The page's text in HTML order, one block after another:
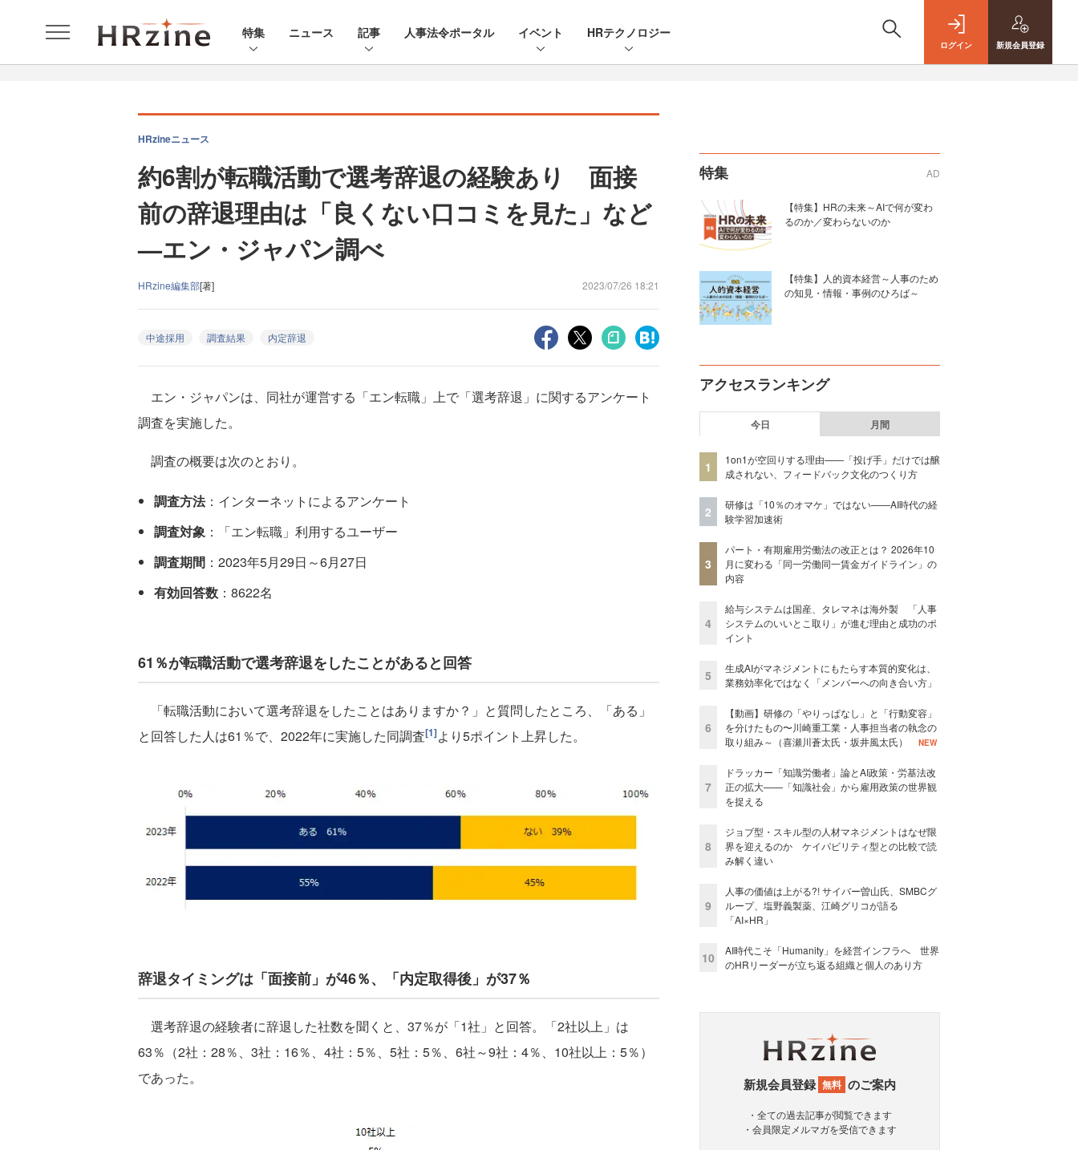
特集 ニュース 記事 人事法令ポータル イベント HRテクノロジー
ログイン 新規会員登録
HRzineニュース
約6割が転職活動で選考辞退の経験あり 面接
前の辞退理由は「良くない口コミを見た」など
—エン・ジャパン調べ
HRzine編集部[著] 2023/07/26 18:21
中途採用 調査結果 内定辞退
エン・ジャパンは、同社が運営する「エン転職」上で「選考辞退」に関するアンケート
調査を実施した。
調査の概要は次のとおり。
調査方法：インターネットによるアンケート
調査対象 ：「エン転職」利用するユーザー
調査期間 ：2023年5月29日～6月27日
有効回答数 ：8622名
61％が転職活動で選考辞退をしたことがあると回答
「転職活動において選考辞退をしたことはありますか？」と質問したところ、「ある」
と回答した人は61％で、2022年に実施した同調査[1]より5ポイント上昇した。
辞退タイミングは「面接前」が46％、「内定取得後」が37％
選考辞退の経験者に辞退した社数を聞くと、37％が「1社」と回答。「2社以上」は
63％（2社：28％、3社：16％、4社：5％、5社：5％、6社～9社：4％、10社以上：5％）
であった。
特集 AD
【特集】HRの未来～AIで何が変わ
るのか／変わらないのか
【特集】人的資本経営～人事のため
の知見・情報・事例のひろば～
アクセスランキング
今日 月間
1
1on1が空回りする理由——「投げ手」だけでは醸
成されない、フィードバック文化のつくり方
2
研修は「10％のオマケ」ではない——AI時代の経
験学習加速術
3
パート・有期雇用労働法の改正とは？ 2026年10
月に変わる「同一労働同一賃金ガイドライン」の
内容
4
給与システムは国産、タレマネは海外製 「人事
システムのいいとこ取り」が進む理由と成功のポ
イント
5
生成AIがマネジメントにもたらす本質的変化は、
業務効率化ではなく「メンバーへの向き合い方」
6
【動画】研修の「やりっぱなし」と「行動変容」
を分けたもの〜川崎重工業・人事担当者の執念の
取り組み～（喜瀬川蒼太氏・坂井風太氏）
NEW
7
ドラッカー「知識労働者」論とAI政策・労基法改
正の拡大——「知識社会」から雇用政策の世界観
を捉える
8
ジョブ型・スキル型の人材マネジメントはなぜ限
界を迎えるのか ケイパビリティ型との比較で読
み解く違い
9
人事の価値は上がる?! サイバー曽山氏、SMBCグ
ループ、塩野義製薬、江崎グリコが語る
「AI×HR」
10
AI時代こそ「Humanity」を経営インフラへ 世界
のHRリーダーが立ち返る組織と個人のあり方
新規会員登録 無料 のご案内
・全ての過去記事が閲覧できます
・会員限定メルマガを受信できます